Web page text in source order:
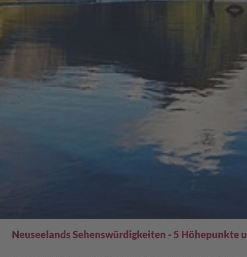
Neuseelands Sehenswürdigkeiten - 5 Höhepunkte